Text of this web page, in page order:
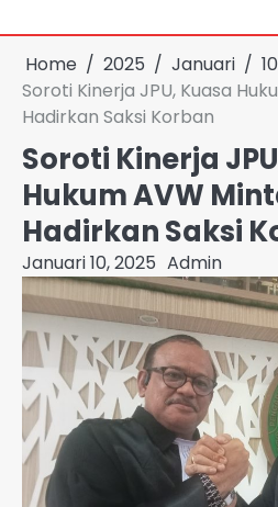
Home 2025 Januari
10
Soroti Kinerja JPU, Kuasa
Hadirkan Saksi Korban
Soroti Kinerja
Hukum AVW
Hadirkan Saksi
Januari 10, 2025 Admin